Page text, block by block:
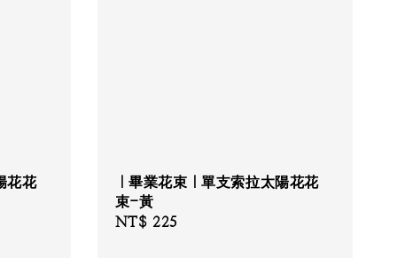
花花
｜畢業花束｜單支索拉太陽花花
束-黃
Regular
NT$ 225